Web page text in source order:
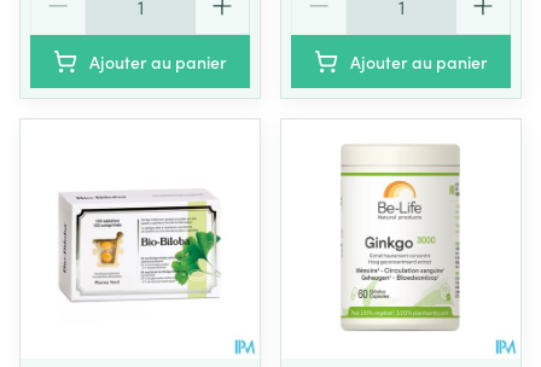
Ajouter au panier Ajouter au panier